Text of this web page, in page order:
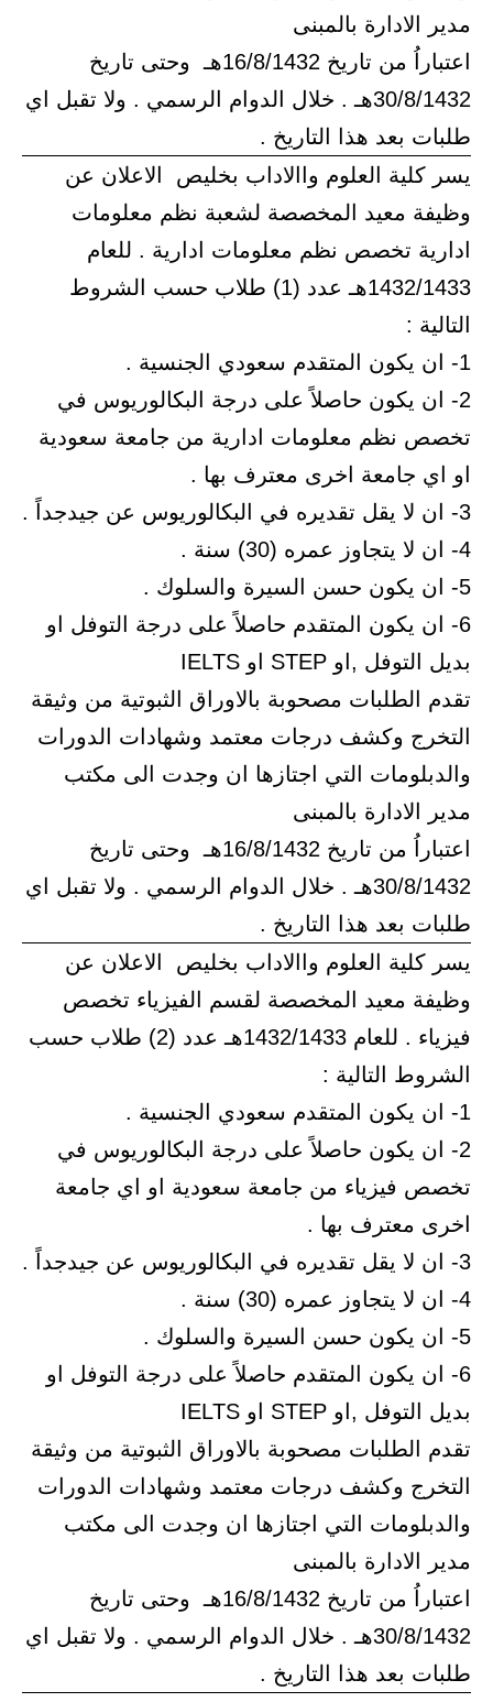
مدير الادارة بالمبنى
اعتباراُ من تاريخ 16/8/1432هـ وحتى تاريخ
30/8/1432هـ . خلال الدوام الرسمي . ولا تقبل اي
طلبات بعد هذا التاريخ .
يسر كلية العلوم واالاداب بخليص الاعلان عن
وظيفة معيد المخصصة لشعبة نظم معلومات
ادارية تخصص نظم معلومات ادارية . للعام
1432/1433هـ عدد (1) طلاب حسب الشروط
التالية :
1- ان يكون المتقدم سعودي الجنسية .
2- ان يكون حاصلاً على درجة البكالوريوس في
تخصص نظم معلومات ادارية من جامعة سعودية
او اي جامعة اخرى معترف بها .
3- ان لا يقل تقديره في البكالوريوس عن جيدجداً .
4- ان لا يتجاوز عمره (30) سنة .
5- ان يكون حسن السيرة والسلوك .
6- ان يكون المتقدم حاصلاً على درجة التوفل او
بديل التوفل ,او STEP او IELTS
تقدم الطلبات مصحوبة بالاوراق الثبوتية من وثيقة
التخرج وكشف درجات معتمد وشهادات الدورات
والدبلومات التي اجتازها ان وجدت الى مكتب
مدير الادارة بالمبنى
اعتباراُ من تاريخ 16/8/1432هـ وحتى تاريخ
30/8/1432هـ . خلال الدوام الرسمي . ولا تقبل اي
طلبات بعد هذا التاريخ .
يسر كلية العلوم واالاداب بخليص الاعلان عن
وظيفة معيد المخصصة لقسم الفيزياء تخصص
فيزياء . للعام 1432/1433هـ عدد (2) طلاب حسب
الشروط التالية :
1- ان يكون المتقدم سعودي الجنسية .
2- ان يكون حاصلاً على درجة البكالوريوس في
تخصص فيزياء من جامعة سعودية او اي جامعة
اخرى معترف بها .
3- ان لا يقل تقديره في البكالوريوس عن جيدجداً .
4- ان لا يتجاوز عمره (30) سنة .
5- ان يكون حسن السيرة والسلوك .
6- ان يكون المتقدم حاصلاً على درجة التوفل او
بديل التوفل ,او STEP او IELTS
تقدم الطلبات مصحوبة بالاوراق الثبوتية من وثيقة
التخرج وكشف درجات معتمد وشهادات الدورات
والدبلومات التي اجتازها ان وجدت الى مكتب
مدير الادارة بالمبنى
اعتباراُ من تاريخ 16/8/1432هـ وحتى تاريخ
30/8/1432هـ . خلال الدوام الرسمي . ولا تقبل اي
طلبات بعد هذا التاريخ .